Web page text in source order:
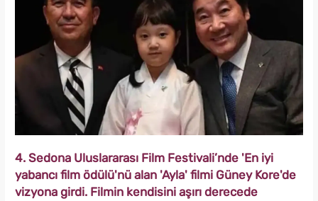
4. Sedona Uluslararası Film Festivali’nde 'En iyi
yabancı film ödülü'nü alan 'Ayla' filmi Güney Kore'de
vizyona girdi. Filmin kendisini aşırı derecede